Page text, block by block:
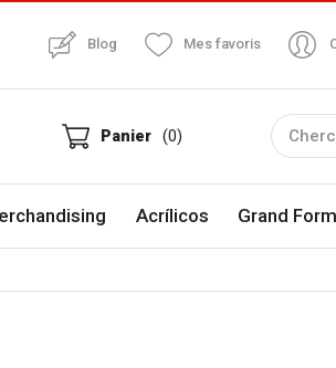
Blog
Mes favoris
Panier (0)
Acrílicos Grand